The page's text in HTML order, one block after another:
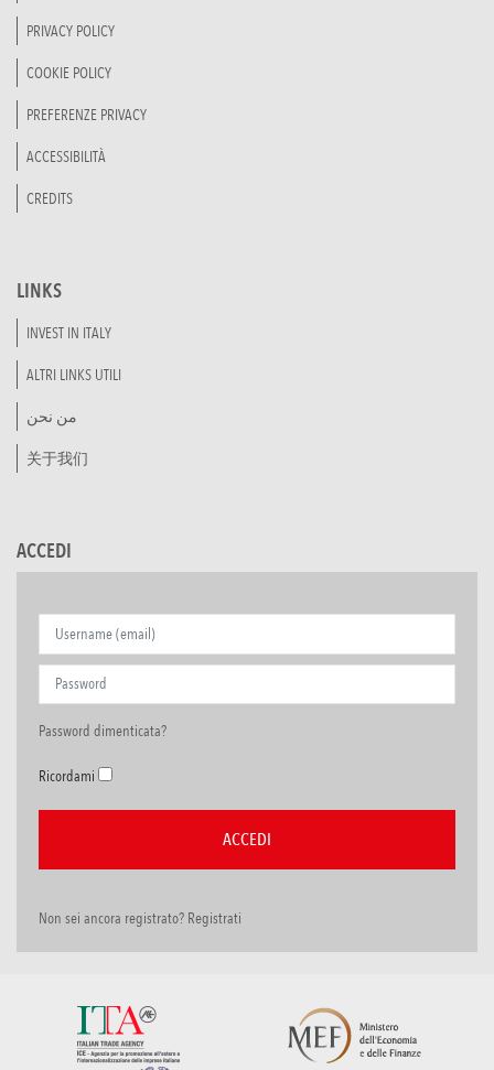
PRIVACY POLICY
COOKIE POLICY
PREFERENZE PRIVACY
ACCESSIBILITÀ
CREDITS
LINKS
INVEST IN ITALY
ALTRI LINKS UTILI
من نحن
关于我们
ACCEDI
Password dimenticata?
Ricordami
Non sei ancora registrato? Registrati